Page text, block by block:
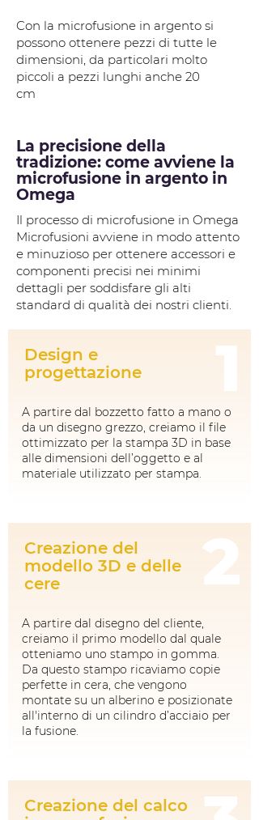
Con la microfusione in argento si
possono ottenere pezzi di tutte le
dimensioni, da particolari molto
piccoli a pezzi lunghi anche 20
cm
La precisione della
tradizione: come avviene la
microfusione in argento in
Omega
Il processo di microfusione in Omega
Microfusioni avviene in modo attento
e minuzioso per ottenere accessori e
componenti precisi nei minimi
dettagli per soddisfare gli alti
standard di qualità dei nostri clienti.
Design e
progettazione
1
A partire dal bozzetto fatto a mano o
da un disegno grezzo, creiamo il file
ottimizzato per la stampa 3D in base
alle dimensioni dell’oggetto e al
materiale utilizzato per stampa.
Creazione del
modello 3D e delle
cere
2
A partire dal disegno del cliente,
creiamo il primo modello dal quale
otteniamo uno stampo in gomma.
Da questo stampo ricaviamo copie
perfette in cera, che vengono
montate su un alberino e posizionate
all'interno di un cilindro d’acciaio per
la fusione.
Creazione del calco